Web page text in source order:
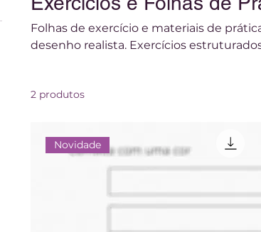
Folhas de exercício e materiais de
desenho realista. Exercícios
2 produtos
Novidade